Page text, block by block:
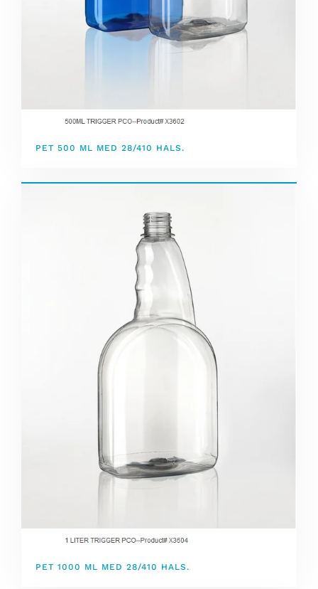
PET 500 ML MED 28/410 HALS.
PET 1000 ML MED 28/410 HALS.